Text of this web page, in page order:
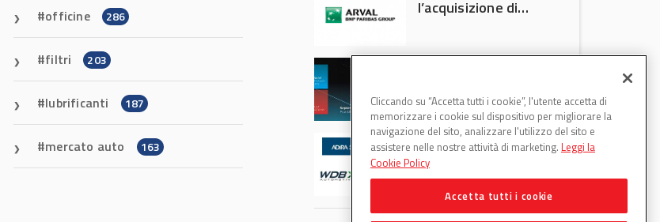
officine 286
filtri 203
lubrificanti 187
mercato auto 163
l’acquisizione di
Francoforte 2026
WDB Automotive
(Axitecnica) e Di.Pa.
Sport entrano in
ADIRA
Cliccando su “Accetta tutti i cookie”, l'utente accetta di
memorizzare i cookie sul dispositivo per migliorare la
navigazione del sito, analizzare l'utilizzo del sito e
assistere nelle nostre attività di marketing. Leggi la
Cookie Policy
Accetta tutti i cookie